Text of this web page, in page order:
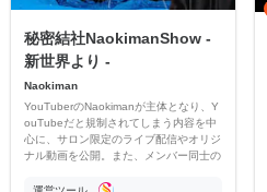
秘密結社NaokimanShow -
新世界より -
Naokiman
YouTuberのNaokimanが主体となり、Y
ouTubeだと規制されてしまう内容を中
心に、サロン限定のライブ配信やオリジ
ナル動画を公開。また、メンバー同士の
ただいています。